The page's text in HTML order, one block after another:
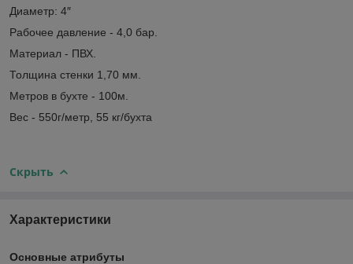
Диаметр: 4″
Рабочее давление - 4,0 бар.
Материал - ПВХ.
Толщина стенки 1,70 мм.
Метров в бухте - 100м.
Вес - 550г/метр, 55 кг/бухта
Скрыть
Характеристики
Основные атрибуты